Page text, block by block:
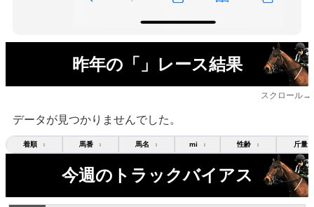
昨年の「」レース結果
スクロール→
データが見つかりませんでした。
着順 ↕ 馬番 ↕ 馬名 ↕ mi ↕ 性齢 ↕ 斤量
今週のトラックバイアス